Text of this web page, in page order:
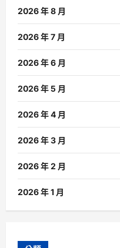
2026 年 8 月
2026 年 7 月
2026 年 6 月
2026 年 5 月
2026 年 4 月
2026 年 3 月
2026 年 2 月
2026 年 1 月